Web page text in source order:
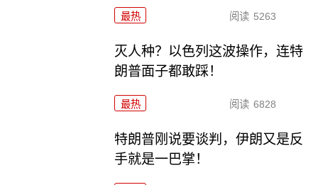
最热 阅读 5263
灭人种？以色列这波操作，连特
朗普面子都敢踩！
最热 阅读 6828
特朗普刚说要谈判，伊朗又是反
手就是一巴掌！